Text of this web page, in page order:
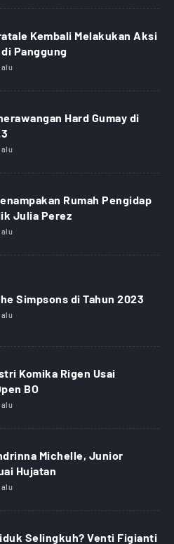
Kembali Melakukan Aksi
Panggung
Hard Gumay di
Rumah Pengidap
Julia Perez
Simpsons di Tahun 2023
Komika Rigen Usai
BO
Michelle, Junior
Hujatan
Selingkuh? Venti Figianti